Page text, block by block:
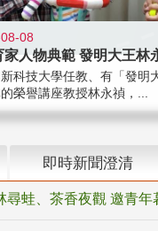
08
科技大學任教、有「發明
榮譽講座教授林永禎，...
即時新聞澄清
蛙、茶香夜觀 邀青年